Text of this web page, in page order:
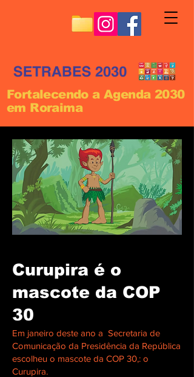
Fortalecendo a Agenda 2030
em Roraima
Curupira é o
mascote da COP
30
Em janeiro deste ano a Secretaria de
Comunicação da Presidência da República
escolheu o mascote da COP 30,: o
Curupira.